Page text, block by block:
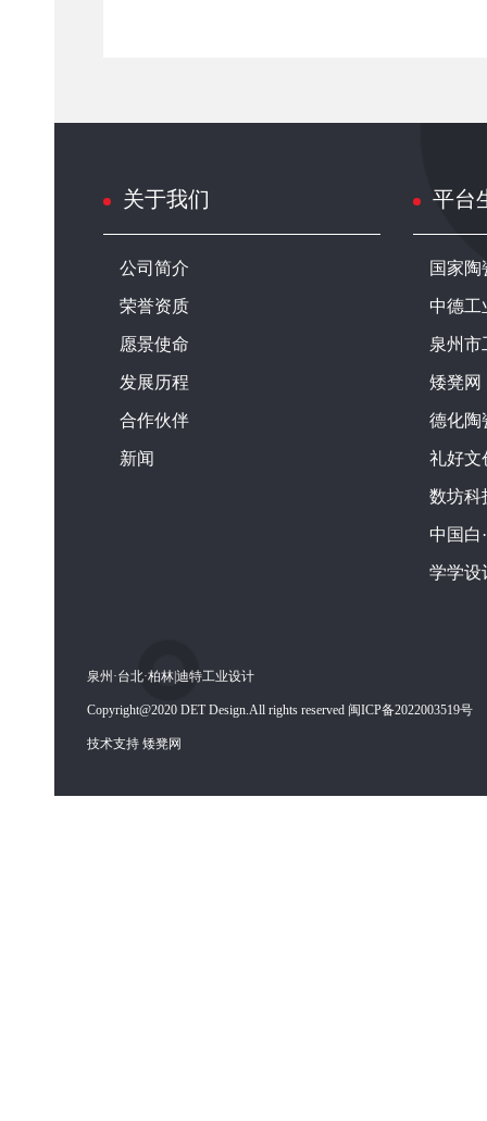
关于我们
公司简介
荣誉资质
愿景使命
发展历程
合作伙伴
新闻
平台
国家
中德工
泉州市
矮凳网
德化陶
礼好文
数坊科
中国白
学学设
泉州·台北·柏林|迪特工业设计
Copyright@2020 DET Design.All rights reserved 闽ICP备2022003519号
技术支持 矮凳网